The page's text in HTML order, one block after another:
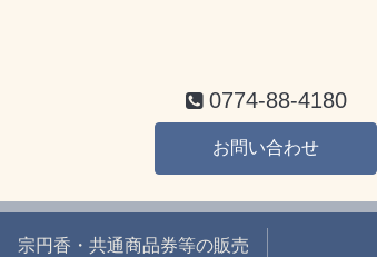
0774-88-4180
お問い合わせ
宗円香・共通商品券等の販売